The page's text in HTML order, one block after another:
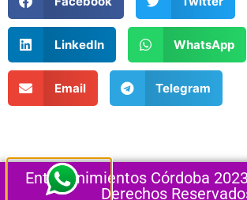
LinkedIn WhatsApp
Email Telegram
Entretenimientos Córdoba
Derechos